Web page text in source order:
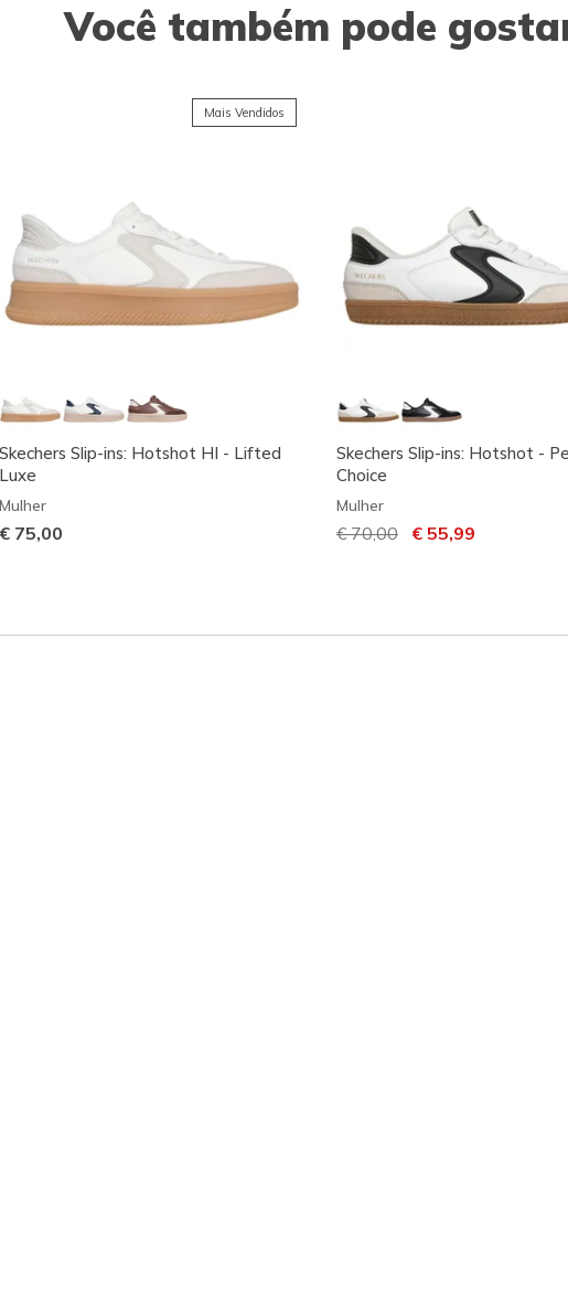
Você também pode
Mais Vendidos
Skechers Slip-ins: Hotshot HI - Lifted
Luxe
Mulher
€ 75,00
Skechers Slip-ins: Hotshot -
Choice
Mulher
Preço com desconto de
€ 70,00 para
€ 55,99